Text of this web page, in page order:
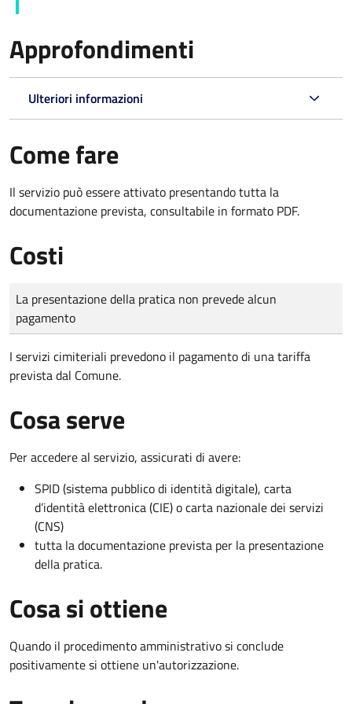
Approfondimenti
Ulteriori informazioni
Come fare
Il servizio può essere attivato presentando tutta la
documentazione prevista, consultabile in formato PDF.
Costi
Tipo di pagamento
Importo
La presentazione della pratica non prevede alcun
pagamento
I servizi cimiteriali prevedono il pagamento di una tariffa
prevista dal Comune.
Cosa serve
Per accedere al servizio, assicurati di avere:
SPID (sistema pubblico di identità digitale), carta
d’identità elettronica (CIE) o carta nazionale dei servizi
(CNS)
tutta la documentazione prevista per la presentazione
della pratica.
Cosa si ottiene
Quando il procedimento amministrativo si conclude
positivamente si ottiene un'autorizzazione.